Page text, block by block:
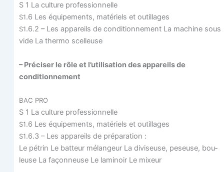
S 1 La culture professionnelle
S1.6 Les équi­pe­ments, maté­riels et outillages
S1.6.2 – Les appa­reils de condi­tion­ne­ment La machine sous
vide La ther­mo scelleuse
– Pré­ci­ser le rôle et l’utilisation des appa­reils de
conditionnement
BAC PRO
S 1 La culture professionnelle
S1.6 Les équi­pe­ments, maté­riels et outillages
S1.6.3 – Les appa­reils de préparation :
Le pétrin Le bat­teur mélan­geur La divi­seuse, peseuse, bou­
leuse La façon­neuse Le lami­noir Le mixeur